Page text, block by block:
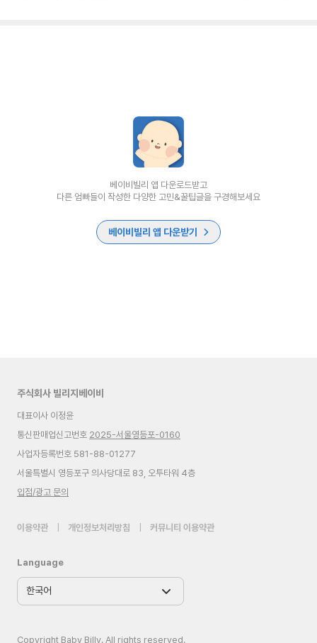
베이비빌리 앱 다운로드받고
다른 엄빠들이 작성한 다양한 고민&꿀팁글을 구경해보세요
베이비빌리 앱 다운받기
주식회사 빌리지베이비
대표이사 이정윤
통신판매업신고번호 2025-서울영등포-0160
사업자등록번호 581-88-01277
서울특별시 영등포구 의사당대로 83, 오투타워 4층
입점/광고 문의
이용약관 개인정보처리방침 커뮤니티 이용약관
Language
Copyright Baby Billy. All rights reserved.